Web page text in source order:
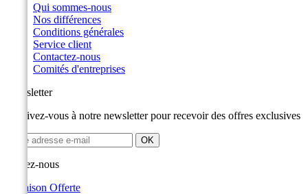
Qui sommes-nous
Nos différences
Conditions générales
Service client
Contactez-nous
Comités d'entreprises
Newsletter
Inscrivez-vous à notre newsletter pour recevoir des offres exclusives
Suivez-nous
Livraison Offerte